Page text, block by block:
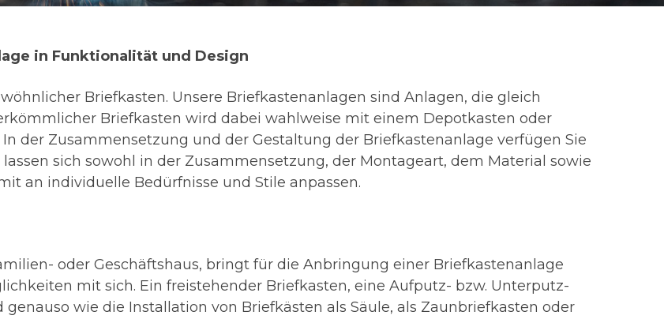
in Funktionalität und Design
Briefkasten. Unsere Briefkastenanlagen sind Anlagen, die gleich
Briefkasten wird dabei wahlweise mit einem Depotkasten oder
der Zusammensetzung und der Gestaltung der Briefkastenanlage verfügen Sie
sich sowohl in der Zusammensetzung, der Montageart, dem Material sowie
an individuelle Bedürfnisse und Stile anpassen.
oder Geschäftshaus, bringt für die Anbringung einer Briefkastenanlage
mit sich. Ein freistehender Briefkasten, eine Aufputz- bzw. Unterputz-
wie die Installation von Briefkästen als Säule, als Zaunbriefkasten oder